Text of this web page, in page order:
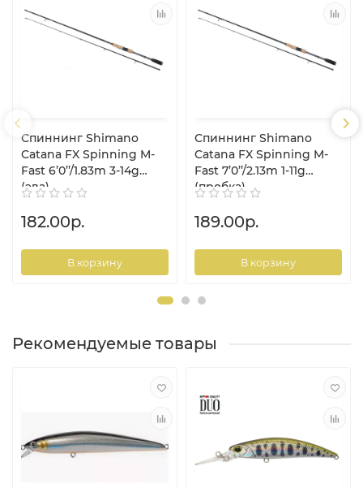
Спиннинг Shimano
Catana FX Spinning M-
Fast 6’0’’/1.83m 3-14g
(эва)
182.00р.
В корзину
Спиннинг Shimano
Catana FX Spinning M-
Fast 7’0’’/2.13m 1-11g
(пробка)
189.00р.
В корзину
Рекомендуемые товары